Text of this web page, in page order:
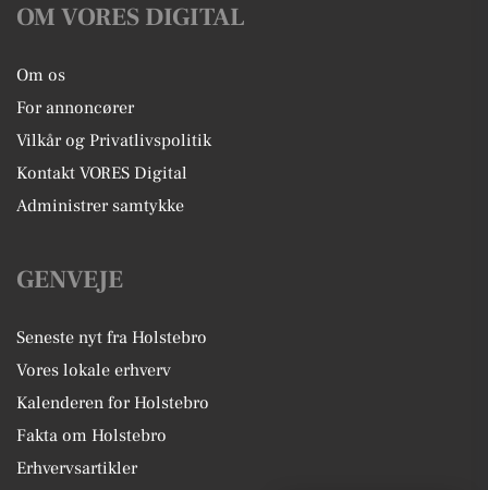
OM VORES DIGITAL
Om os
For annoncører
Vilkår og Privatlivspolitik
Kontakt VORES Digital
Administrer samtykke
GENVEJE
Seneste nyt fra Holstebro
Vores lokale erhverv
Kalenderen for Holstebro
Fakta om Holstebro
Erhvervsartikler